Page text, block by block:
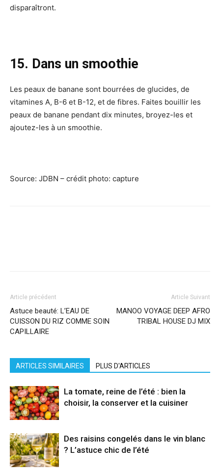
disparaîtront.
15. Dans un smoothie
Les peaux de banane sont bourrées de glucides, de
vitamines A, B-6 et B-12, et de fibres. Faites bouillir les
peaux de banane pendant dix minutes, broyez-les et
ajoutez-les à un smoothie.
Source: JDBN – crédit photo: capture
Article précédent
Astuce beauté: L’EAU DE
CUISSON DU RIZ COMME SOIN
CAPILLAIRE
Article Suivant
MANOO VOYAGE DEEP AFRO
TRIBAL HOUSE DJ MIX
ARTICLES SIMILAIRES PLUS D'ARTICLES
La tomate, reine de l’été : bien la
choisir, la conserver et la cuisiner
Des raisins congelés dans le vin blanc
? L’astuce chic de l’été